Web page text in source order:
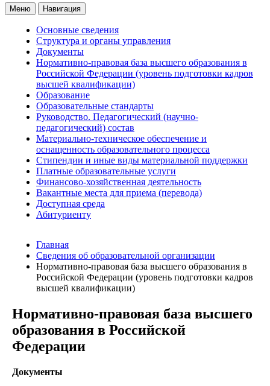
Меню Навигация
Основные сведения
Структура и органы управления
Документы
Нормативно-правовая база высшего образования в
Российской Федерации (уровень подготовки кадров
высшей квалификации)
Образование
Образовательные стандарты
Руководство. Педагогический (научно-
педагогический) состав
Материально-техническое обеспечение и
оснащенность образовательного процесса
Стипендии и иные виды материальной поддержки
Платные образовательные услуги
Финансово-хозяйственная деятельность
Вакантные места для приема (перевода)
Доступная среда
Абитуриенту
Главная
Сведения об образовательной организации
Нормативно-правовая база высшего образования в
Российской Федерации (уровень подготовки кадров
высшей квалификации)
Нормативно-правовая база высшего
образования в Российской
Федерации
Документы